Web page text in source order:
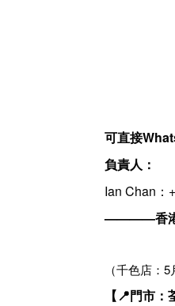
可直接
負責人：
Ian Chan：
————香
（千色店：
【📍門市：